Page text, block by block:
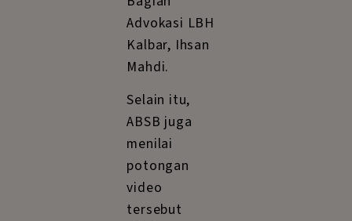
Advokasi LBH
Kalbar, Ihsan
Mahdi.
Selain itu,
ABSB juga
menilai
potongan
video
tersebut